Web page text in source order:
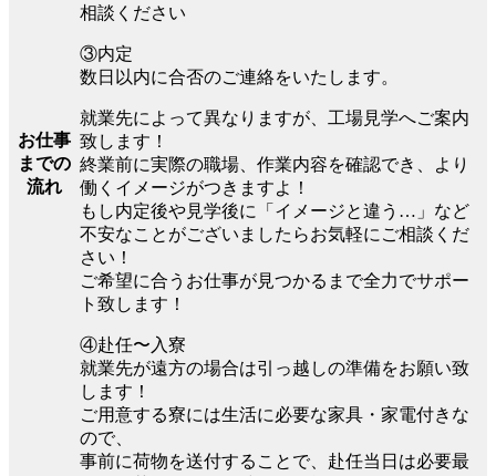
お仕事
までの
流れ
相談ください
③内定
数日以内に合否のご連絡をいたします。
就業先によって異なりますが、工場見学へご案内
致します！
終業前に実際の職場、作業内容を確認でき、より
働くイメージがつきますよ！
もし内定後や見学後に「イメージと違う…」など
不安なことがございましたらお気軽にご相談くだ
さい！
ご希望に合うお仕事が見つかるまで全力でサポー
ト致します！
④赴任〜入寮
就業先が遠方の場合は引っ越しの準備をお願い致
します！
ご用意する寮には生活に必要な家具・家電付きな
ので、
事前に荷物を送付することで、赴任当日は必要最